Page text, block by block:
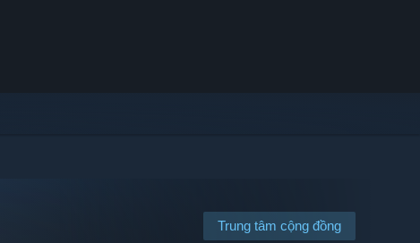
Trung tâm cộng đồng